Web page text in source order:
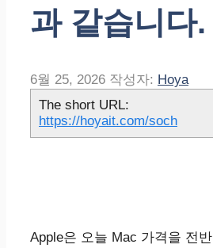
과 같습니다.
6월 25, 2026 작성자: Hoya
The short URL:
https://hoyait.com/soch
Apple은 오늘 Mac 가격을 전반